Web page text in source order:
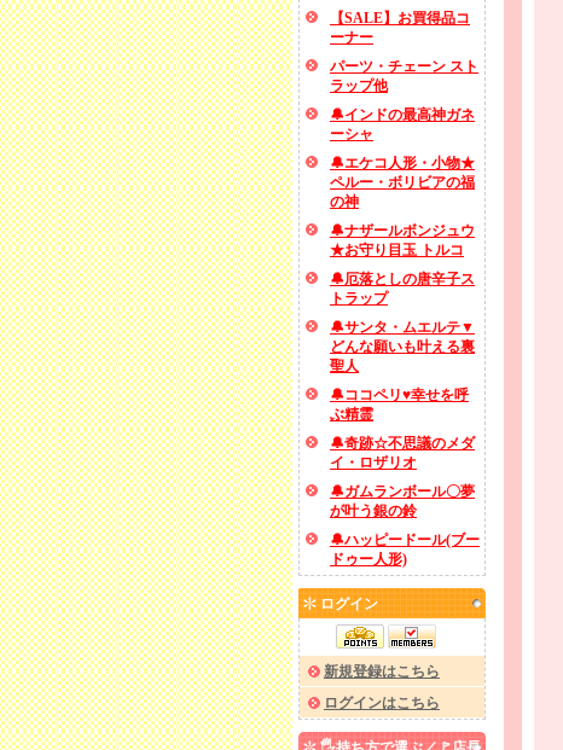
【SALE】お買得品コ
ーナー
パーツ・チェーン スト
ラップ他
🔔インドの最高神ガネ
ーシャ
🔔エケコ人形・小物★
ペルー・ボリビアの福
の神
🔔ナザールボンジュウ
★お守り目玉 トルコ
🔔厄落としの唐辛子ス
トラップ
🔔サンタ・ムエルテ▼
どんな願いも叶える裏
聖人
🔔ココペリ♥幸せを呼
ぶ精霊
🔔奇跡☆不思議のメダ
イ・ロザリオ
🔔ガムランボール〇夢
が叶う銀の鈴
🔔ハッピードール(ブー
ドゥー人形)
ログイン
新規登録はこちら
ログインはこちら